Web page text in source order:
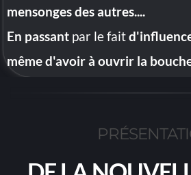
mensonges des autres....
En passant par le fait
même d'avoir à ouvrir la